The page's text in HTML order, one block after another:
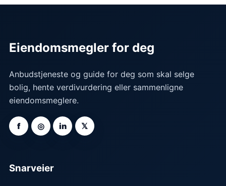
Eiendomsmegler for deg
Anbudstjeneste og guide for deg som skal selge
bolig, hente verdivurdering eller sammenligne
eiendomsmeglere.
f ◎ in 𝕏
Snarveier